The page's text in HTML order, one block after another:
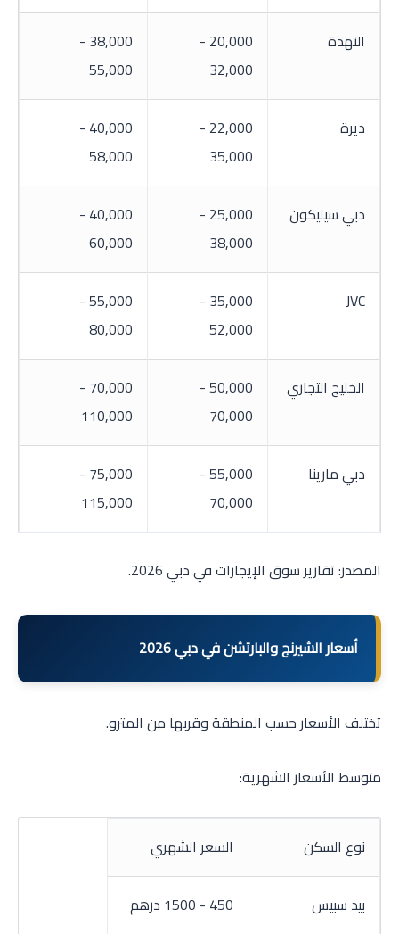
النهدة
20,000 -
32,000
38,000 -
55,000
ديرة
22,000 -
35,000
40,000 -
58,000
دبي سيليكون
25,000 -
38,000
40,000 -
60,000
JVC
35,000 -
52,000
55,000 -
80,000
الخليج التجاري
50,000 -
70,000
70,000 -
110,000
دبي مارينا
55,000 -
70,000
75,000 -
115,000
المصدر: تقارير سوق الإيجارات في دبي 2026.
أسعار الشيرنج والبارتشن في دبي 2026
تختلف الأسعار حسب المنطقة وقربها من المترو.
متوسط الأسعار الشهرية:
نوع السكن السعر الشهري
بيد سبيس 450 - 1500 درهم